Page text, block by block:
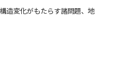
造変化がもたらす諸問題、地